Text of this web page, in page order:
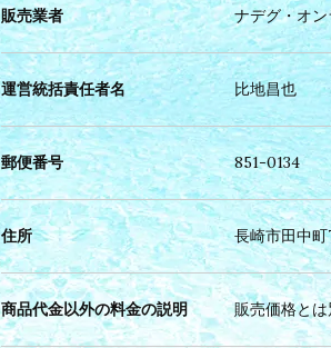
販売業者 ナデグ・オ
運営統括責任者名 比地昌也
郵便番号 851-0134
住所 長崎市田中
商品代金以外の料金の説明 販売価格と